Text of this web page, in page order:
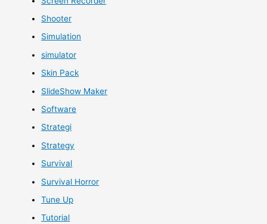
Shooter
Simulation
simulator
Skin Pack
SlideShow Maker
Software
Strategi
Strategy
Survival
Survival Horror
Tune Up
Tutorial